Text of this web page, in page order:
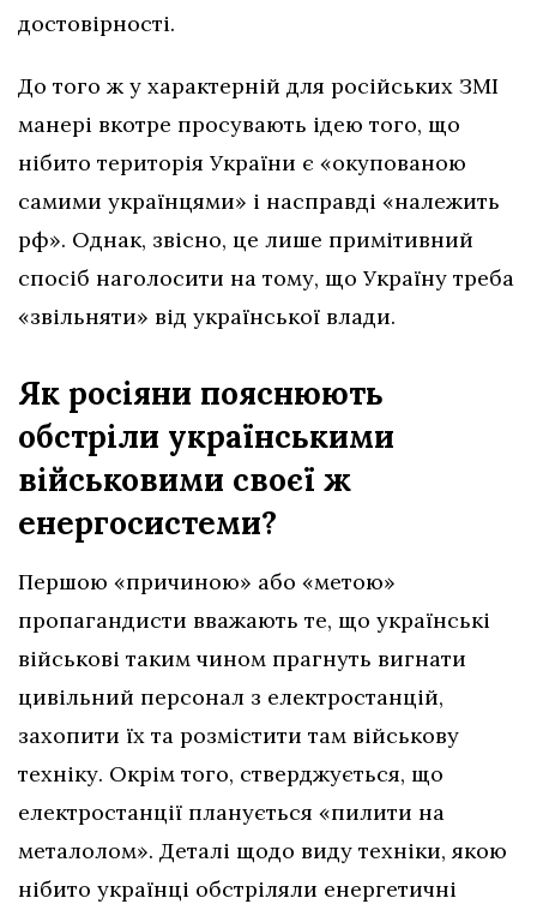
достовірності.
До того ж у характерній для російських ЗМІ
манері вкотре просувають ідею того, що
нібито територія України є «окупованою
самими українцями» і насправді «належить
рф». Однак, звісно, це лише примітивний
спосіб наголосити на тому, що Україну треба
«звільняти» від української влади.
Як росіяни пояснюють
обстріли українськими
військовими своєї ж
енергосистеми?
Першою «причиною» або «метою»
пропагандисти вважають те, що українські
військові таким чином прагнуть вигнати
цивільний персонал з електростанцій,
захопити їх та розмістити там військову
техніку. Окрім того, стверджується, що
електростанції планується «пилити на
металолом». Деталі щодо виду техніки, якою
нібито українці обстріляли енергетичні